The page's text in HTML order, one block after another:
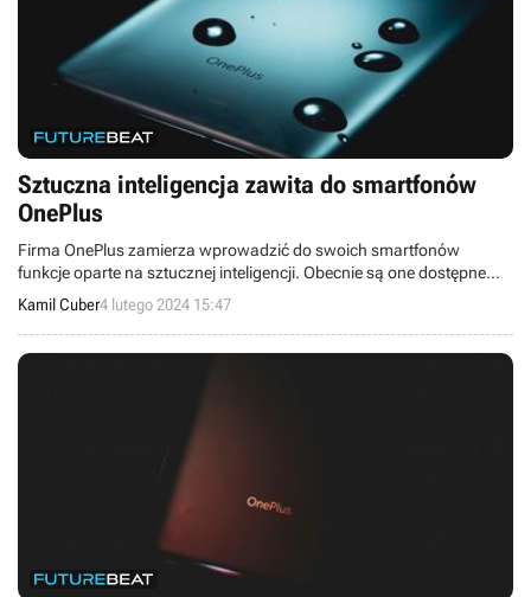
Sztuczna inteligencja zawita do smartfonów
OnePlus
Firma OnePlus zamierza wprowadzić do swoich smartfonów
funkcje oparte na sztucznej inteligencji. Obecnie są one dostępne
jedynie w Chinach.
Kamil Cuber4 lutego 2024 15:47